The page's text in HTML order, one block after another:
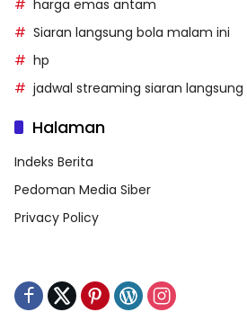
harga emas antam
Siaran langsung bola malam ini
hp
jadwal streaming siaran langsung
Halaman
Indeks Berita
Pedoman Media Siber
Privacy Policy